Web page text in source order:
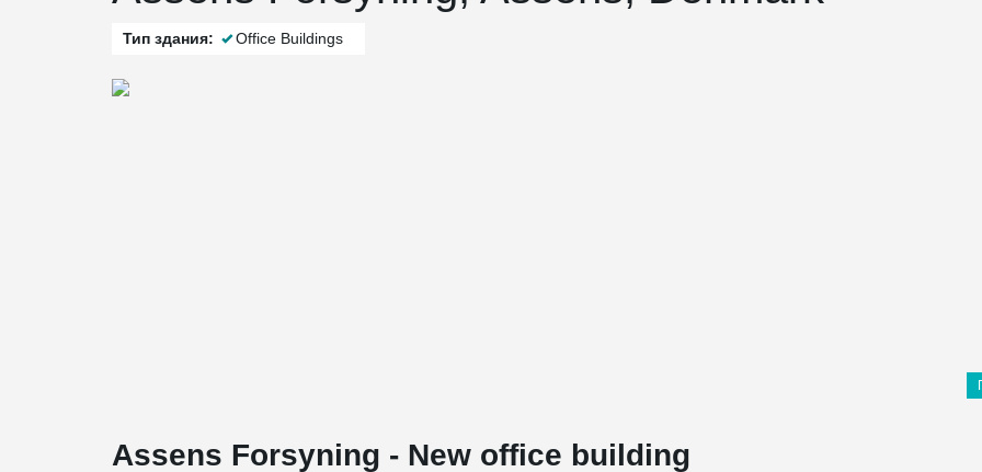
Тип здания: Office Buildings
Assens Forsyning - New office building